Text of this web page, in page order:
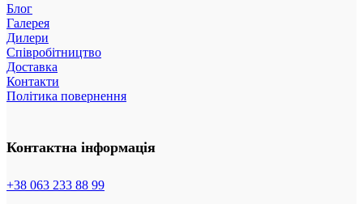
Блог
Галерея
Дилери
Співробітництво
Доставка
Контакти
Політика повернення
Контактна інформація
+38 063 233 88 99